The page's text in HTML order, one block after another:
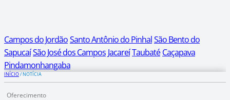
Campos do JordãoSanto Antônio do PinhalSão Bento do
SapucaíSão José dos Campos JacareíTaubaté Caçapava
Pindamonhangaba
INÍCIO/NOTÍCIA
Oferecimento